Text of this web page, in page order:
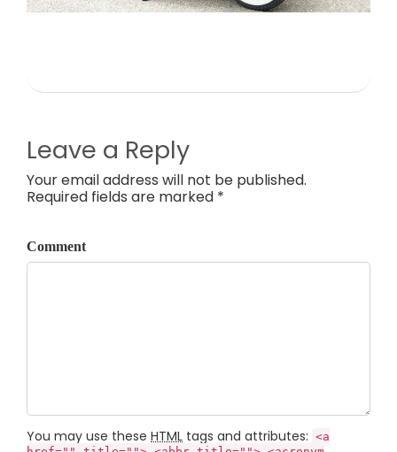
Leave a Reply
Your email address will not be published.
Required fields are marked *
Comment
You may use these HTML tags and attributes: <a